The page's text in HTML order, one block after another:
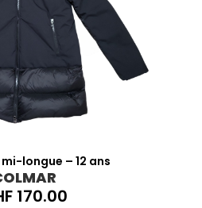
longue – 12 ans
170.00